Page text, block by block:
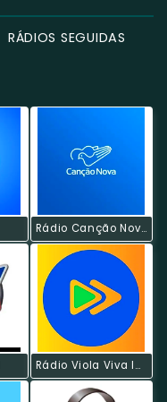
RÁDIOS SEGUIDAS
Rádio Canção Nova
Rádio Viola Viva Instrumental